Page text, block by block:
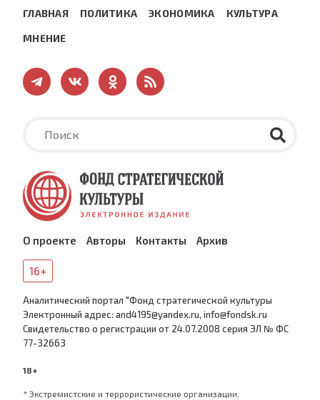
ГЛАВНАЯ ПОЛИТИКА ЭКОНОМИКА КУЛЬТУРА
МНЕНИЕ
О проекте Авторы Контакты Архив
16+
Аналитический портал "Фонд стратегической культуры
Электронный адрес: and4195@yandex.ru, info@fondsk.ru
Cвидетельство о регистрации от 24.07.2008 серия ЭЛ № ФС
77-32663
18+
* Экстремистские и террористические организации,